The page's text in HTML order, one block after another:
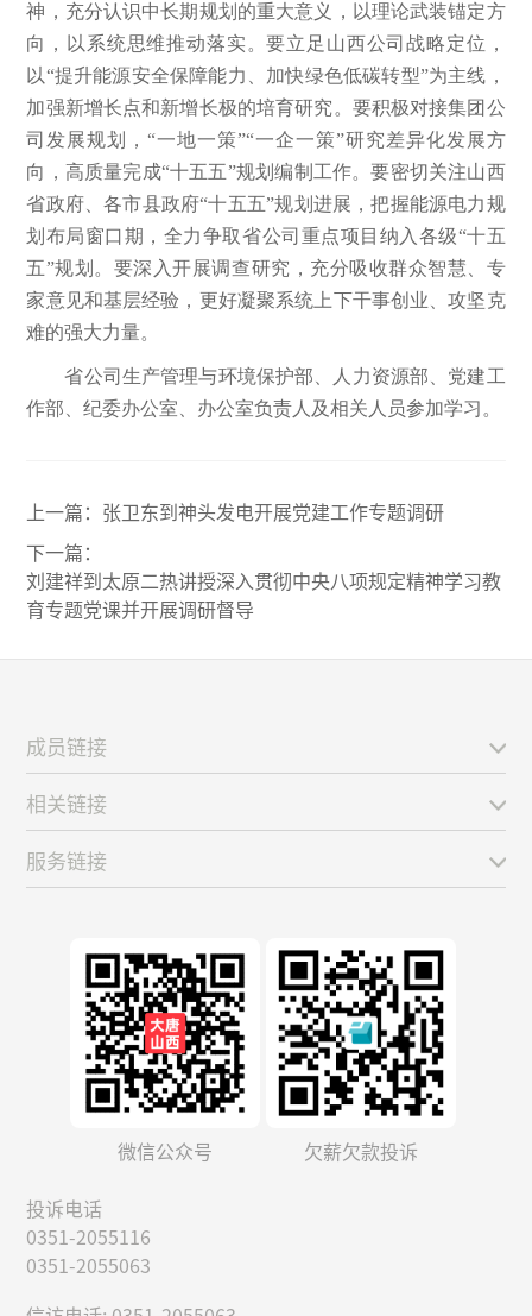
神，充分认识中长期规划的重大意义，以理论武装锚定方
向，以系统思维推动落实。要立足山西公司战略定位，
以“提升能源安全保障能力、加快绿色低碳转型”为主线，
加强新增长点和新增长极的培育研究。要积极对接集团公
司发展规划，“一地一策”“一企一策”研究差异化发展方
向，高质量完成“十五五”规划编制工作。要密切关注山西
省政府、各市县政府“十五五”规划进展，把握能源电力规
划布局窗口期，全力争取省公司重点项目纳入各级“十五
五”规划。要深入开展调查研究，充分吸收群众智慧、专
家意见和基层经验，更好凝聚系统上下干事创业、攻坚克
难的强大力量。
省公司生产管理与环境保护部、人力资源部、党建工
作部、纪委办公室、办公室负责人及相关人员参加学习。
上一篇： 张卫东到神头发电开展党建工作专题调研
下一篇：
刘建祥到太原二热讲授深入贯彻中央八项规定精神学习教
育专题党课并开展调研督导
微信公众号
欠薪欠款投诉
投诉电话
0351-2055116
0351-2055063
成员链接
相关链接
服务链接